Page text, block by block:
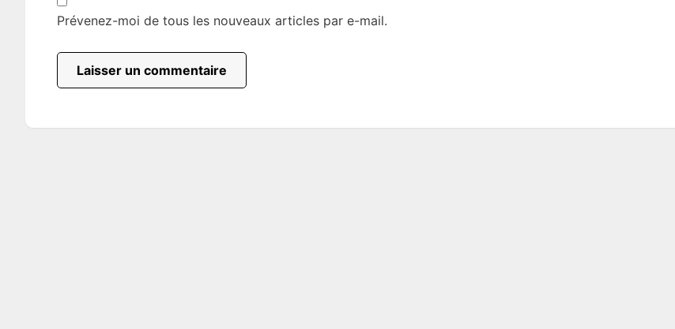
Prévenez-moi de tous les nouveaux articles par e-mail.